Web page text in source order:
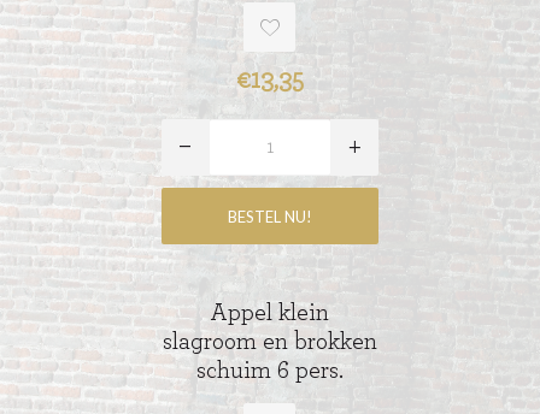
€13,35
Appel klein
slagroom en brokken
schuim 6 pers.